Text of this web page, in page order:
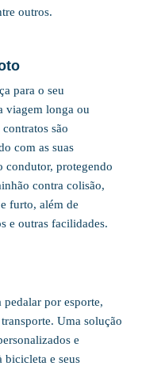
outros.
para o seu
viagem longa ou
são
com as suas
condutor, protegendo
contra colisão,
furto, além de
e outras facilidades.
por esporte,
Uma solução
e
bicicleta e seus